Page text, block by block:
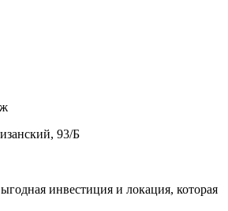
93/Б
инвестиция и локация, которая